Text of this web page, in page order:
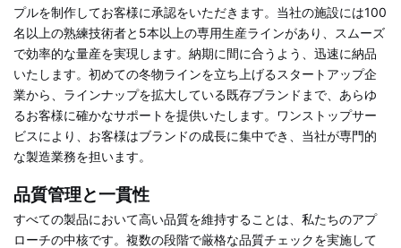
プルを制作してお客様に承認をいただきます。当社の施設には100
名以上の熟練技術者と5本以上の専用生産ラインがあり、スムーズ
で効率的な量産を実現します。納期に間に合うよう、迅速に納品
いたします。初めての冬物ラインを立ち上げるスタートアップ企
業から、ラインナップを拡大している既存ブランドまで、あらゆ
るお客様に確かなサポートを提供いたします。ワンストップサー
ビスにより、お客様はブランドの成長に集中でき、当社が専門的
な製造業務を担います。
品質管理と一貫性
すべての製品において高い品質を維持することは、私たちのアプ
ローチの中核です。複数の段階で厳格な品質チェックを実施して